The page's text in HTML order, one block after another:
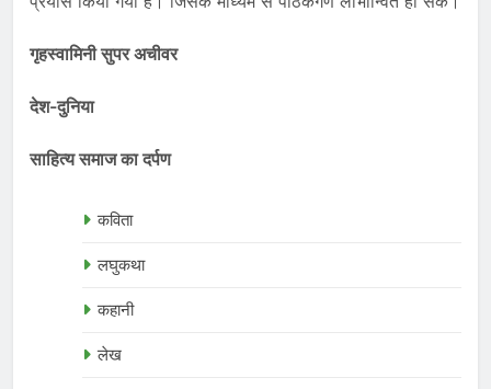
गृहस्वामिनी सुपर अचीवर
देश-दुनिया
साहित्य समाज का दर्पण
कविता
लघुकथा
कहानी
लेख